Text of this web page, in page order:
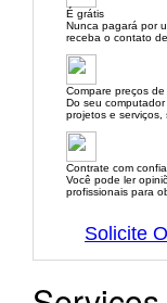
É grátis
Nunca pagará por
receba o contato
Compare preços
Do seu
projetos e serviços,
Contrate com
Você pode ler
profissionais para
Solicite